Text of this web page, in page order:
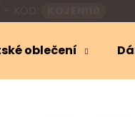
oblečení